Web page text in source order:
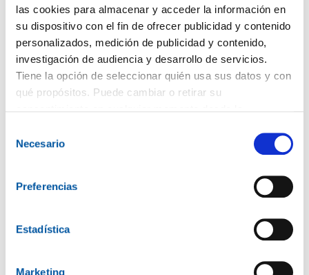
las cookies para almacenar y acceder la información en
su dispositivo con el fin de ofrecer publicidad y contenido
personalizados, medición de publicidad y contenido,
investigación de audiencia y desarrollo de servicios.
Tiene la opción de seleccionar quién usa sus datos y con
qué propósitos. Puede cambiar o retirar su
consentimiento.
Obtenga más información sobre cómo se procesan sus
datos personales y establezca sus preferencias en la
consentimiento en cualquier momento en la Declaración
Necesario
Preferencias
Estadística
Marketing
CRM
SMS - Mail - Clients - Avisos
Finançament a un clic
Integracions